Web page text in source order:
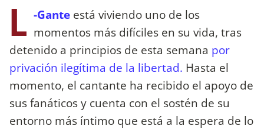
L -Gante está viviendo uno de los
momentos más difíciles en su vida, tras
detenido a principios de esta semana por
privación ilegítima de la libertad. Hasta el
momento, el cantante ha recibido el apoyo de
sus fanáticos y cuenta con el sostén de su
entorno más íntimo que está a la espera de lo